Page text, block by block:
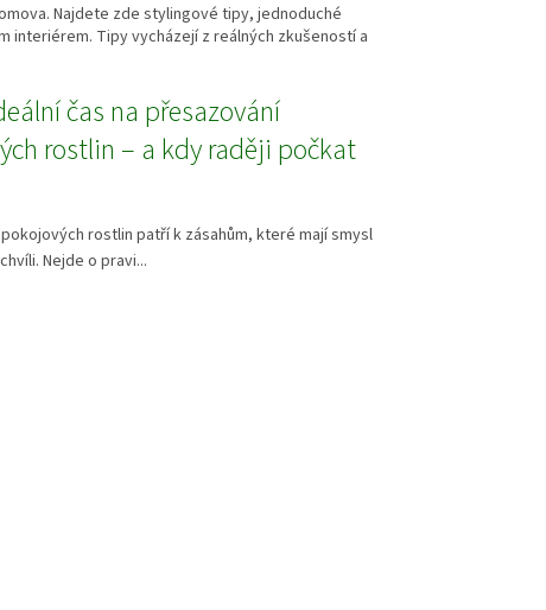
Najdete zde stylingové tipy, jednoduché
interiérem. Tipy vycházejí z reálných zkušeností a
čas na přesazování
rostlin – a kdy raději počkat
rostlin patří k zásahům, které mají smysl
Nejde o pravi...